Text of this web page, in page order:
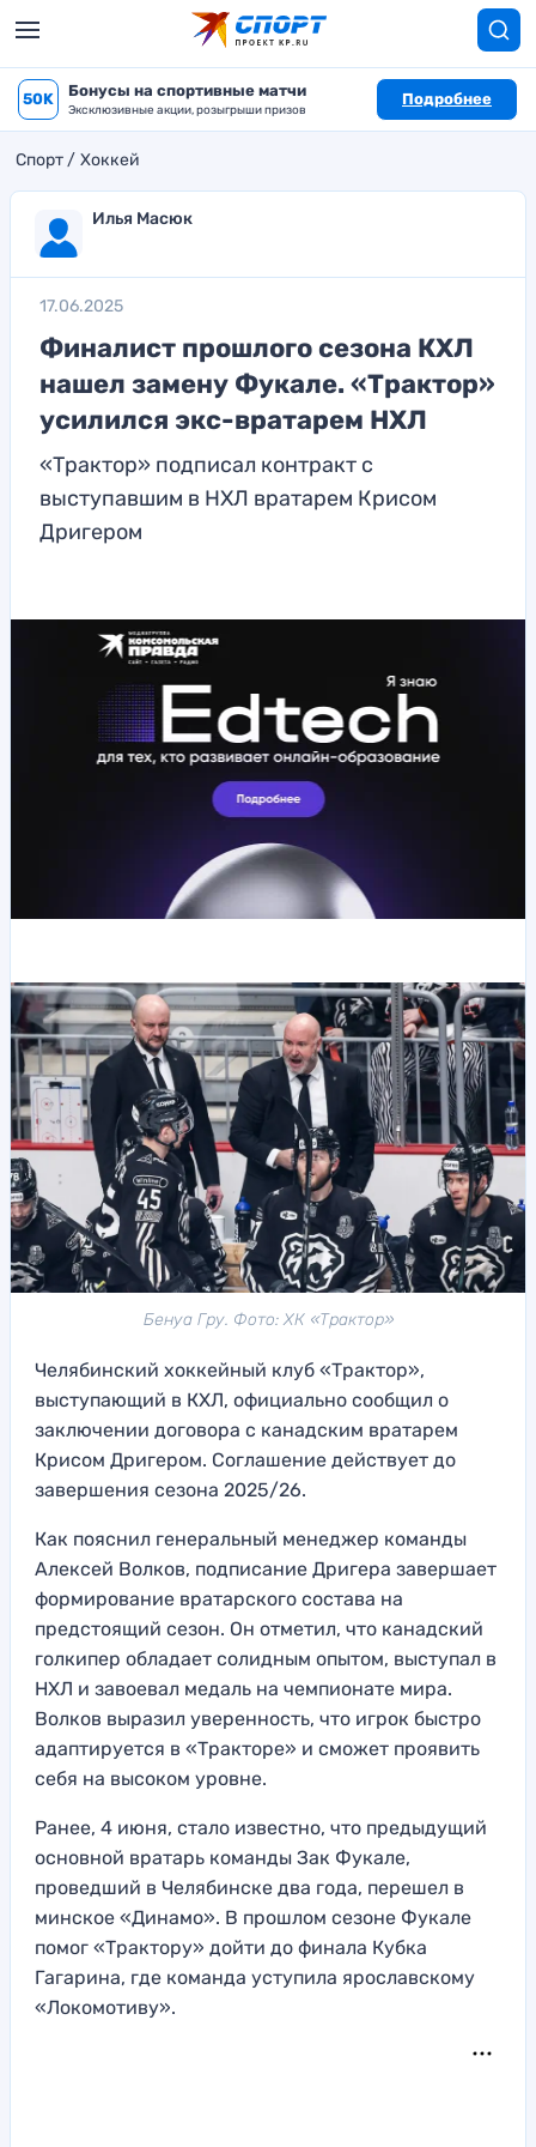
50K Бонусы на спортивные матчи
Эксклюзивные акции, розыгрыши призов
Подробнее
Спорт Хоккей
Илья Масюк
17.06.2025
Финалист прошлого сезона КХЛ
нашел замену Фукале. «Трактор»
усилился экс-вратарем НХЛ
«Трактор» подписал контракт с
выступавшим в НХЛ вратарем Крисом
Дригером
Бенуа Гру. Фото: ХК «Трактор»
Челябинский хоккейный клуб «Трактор»,
выступающий в КХЛ, официально сообщил о
заключении договора с канадским вратарем
Крисом Дригером. Соглашение действует до
завершения сезона 2025/26.
Как пояснил генеральный менеджер команды
Алексей Волков, подписание Дригера завершает
формирование вратарского состава на
предстоящий сезон. Он отметил, что канадский
голкипер обладает солидным опытом, выступал в
НХЛ и завоевал медаль на чемпионате мира.
Волков выразил уверенность, что игрок быстро
адаптируется в «Тракторе» и сможет проявить
себя на высоком уровне.
Ранее, 4 июня, стало известно, что предыдущий
основной вратарь команды Зак Фукале,
проведший в Челябинске два года, перешел в
минское «Динамо». В прошлом сезоне Фукале
помог «Трактору» дойти до финала Кубка
Гагарина, где команда уступила ярославскому
«Локомотиву».